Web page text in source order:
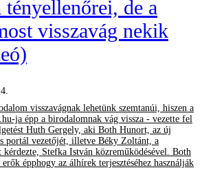
de a
visszavág nekik
visszavágnak lehetünk szemtanúi, hiszen a
ja épp a birodalomnak vág vissza - vezette fel
Huth Gergely, aki Both Hunort, az új
portál vezetőjét, illetve Béky Zoltánt, a
kérdezte, Stefka István közreműködésével. Both
épphogy az álhírek terjesztéséhez használják